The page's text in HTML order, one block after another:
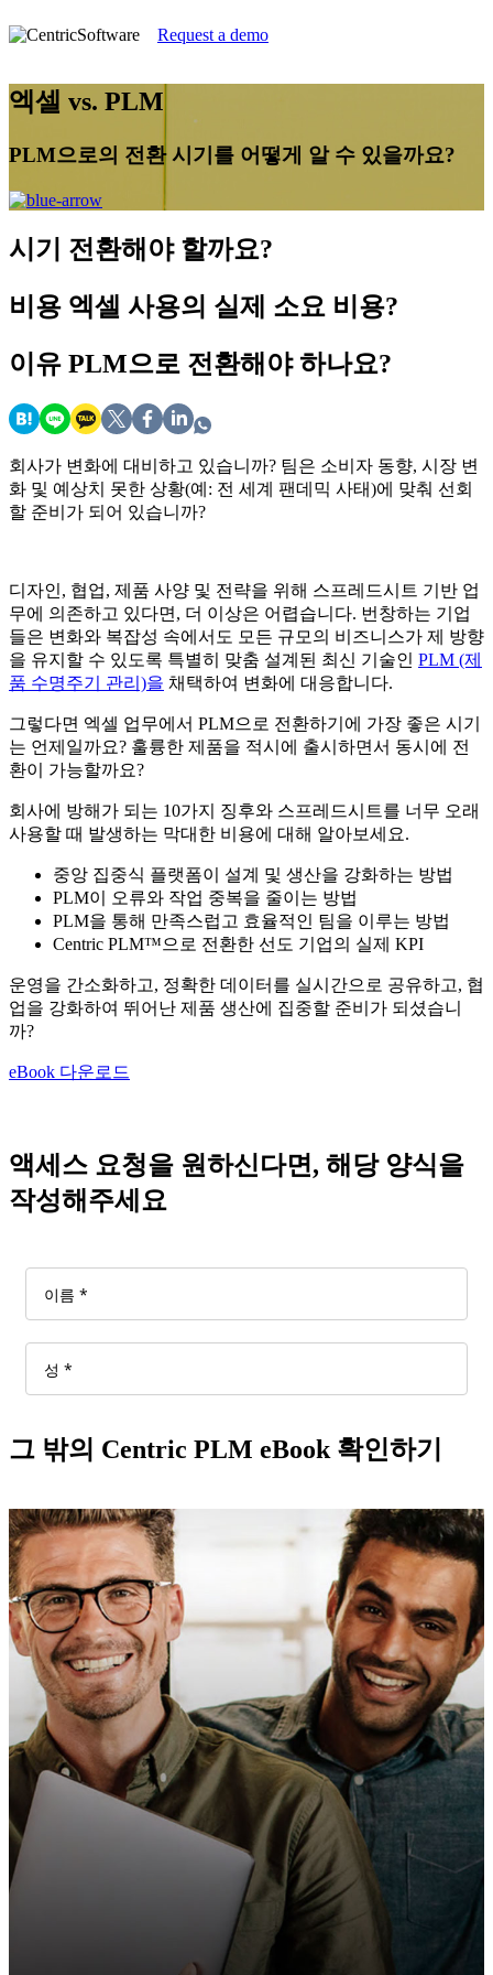
Request a demo
엑셀 vs. PLM
PLM으로의 전환 시기를 어떻게 알 수 있을까요?
시기 전환해야 할까요?
비용 엑셀 사용의 실제 소요 비용?
이유 PLM으로 전환해야 하나요?
회사가 변화에 대비하고 있습니까? 팀은 소비자 동향, 시장 변
화 및 예상치 못한 상황(예: 전 세계 팬데믹 사태)에 맞춰 선회
할 준비가 되어 있습니까?
디자인, 협업, 제품 사양 및 전략을 위해 스프레드시트 기반 업
무에 의존하고 있다면, 더 이상은 어렵습니다. 번창하는 기업
들은 변화와 복잡성 속에서도 모든 규모의 비즈니스가 제 방향
을 유지할 수 있도록 특별히 맞춤 설계된 최신 기술인 PLM (제
품 수명주기 관리)을 채택하여 변화에 대응합니다.
그렇다면 엑셀 업무에서 PLM으로 전환하기에 가장 좋은 시기
는 언제일까요? 훌륭한 제품을 적시에 출시하면서 동시에 전
환이 가능할까요?
회사에 방해가 되는 10가지 징후와 스프레드시트를 너무 오래
사용할 때 발생하는 막대한 비용에 대해 알아보세요.
중앙 집중식 플랫폼이 설계 및 생산을 강화하는 방법
PLM이 오류와 작업 중복을 줄이는 방법
PLM을 통해 만족스럽고 효율적인 팀을 이루는 방법
Centric PLM™으로 전환한 선도 기업의 실제 KPI
운영을 간소화하고, 정확한 데이터를 실시간으로 공유하고, 협
업을 강화하여 뛰어난 제품 생산에 집중할 준비가 되셨습니
까?
eBook 다운로드
액세스 요청을 원하신다면, 해당 양식을
작성해주세요
그 밖의 Centric PLM eBook 확인하기